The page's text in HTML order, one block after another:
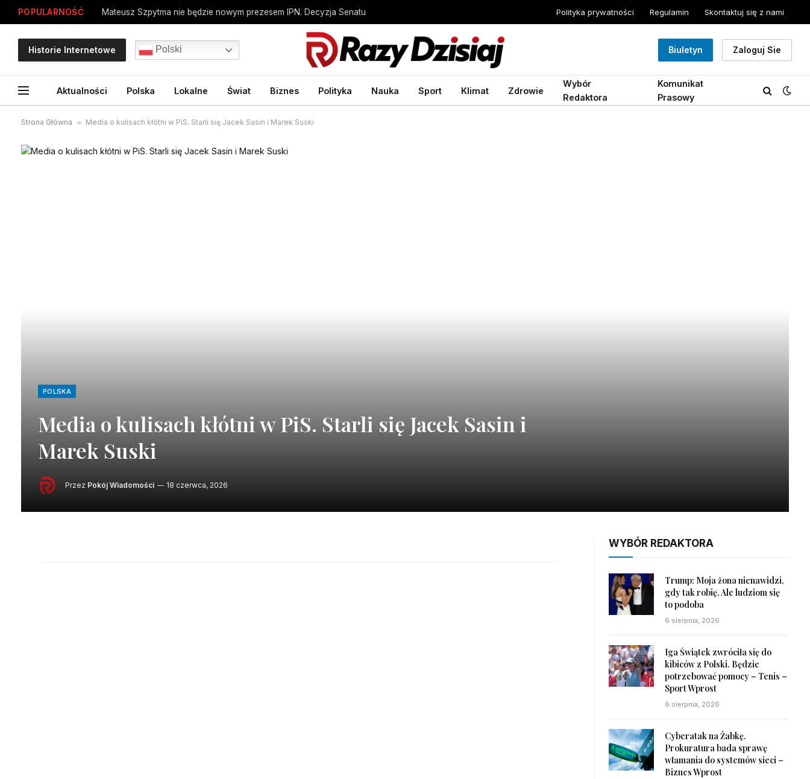
POPULARNOŚĆ Mateusz Szpytma nie będzie nowym prezesem IPN. Decyzja Senatu Polityka prywatności Regulamin Skontaktuj się z nami
Historie Internetowe Polski Biuletyn Zaloguj Sie
Aktualności Polska Lokalne Świat Biznes Polityka Nauka Sport Klimat Zdrowie
Wybór
Redaktora
Komunikat
Prasowy
Strona Główna » Media o kulisach kłótni w PiS. Starli się Jacek Sasin i Marek Suski
POLSKA
Media o kulisach kłótni w PiS. Starli się Jacek Sasin i
Marek Suski
Przez Pokój Wiadomości 18 czerwca, 2026
WYBÓR REDAKTORA
Trump: Moja żona nienawidzi,
gdy tak robię. Ale ludziom się
to podoba
6 sierpnia, 2026
Iga Świątek zwróciła się do
kibiców z Polski. Będzie
potrzebować pomocy – Tenis –
Sport Wprost
6 sierpnia, 2026
Cyberatak na Żabkę.
Prokuratura bada sprawę
włamania do systemów sieci –
Biznes Wprost